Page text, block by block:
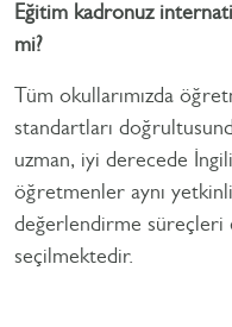
Eğitim kadronuz
mi?
Tüm okullarımızda
standartları
uzman, iyi derecede
öğretmenler aynı
değerlendirme süreçleri
seçilmektedir.